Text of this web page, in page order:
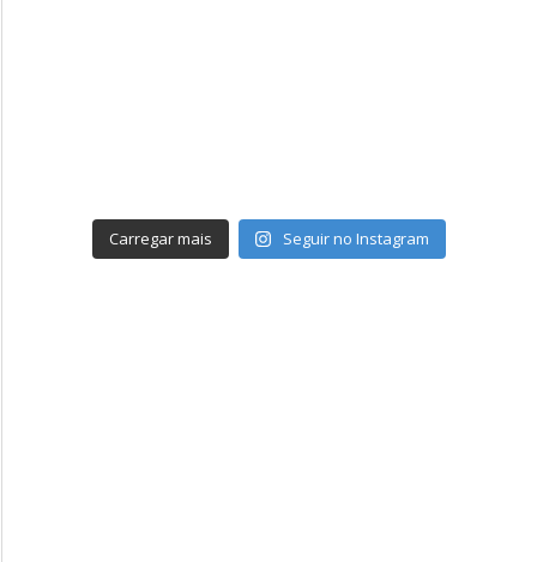
Carregar mais Seguir no Instagram